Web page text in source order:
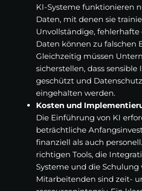
KI-Systeme funktionieren
Daten, mit denen sie
Unvollständige, fehlerhafte
Daten können zu falschen
Gleichzeitig müssen
sicherstellen, dass
geschützt und
eingehalten werden.
Kosten und
Die Einführung von KI
beträchtliche
finanziell als auch
richtigen Tools, die
Systeme und die Schulung
Mitarbeitenden sind zeit-